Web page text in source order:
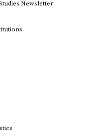
Newsletter